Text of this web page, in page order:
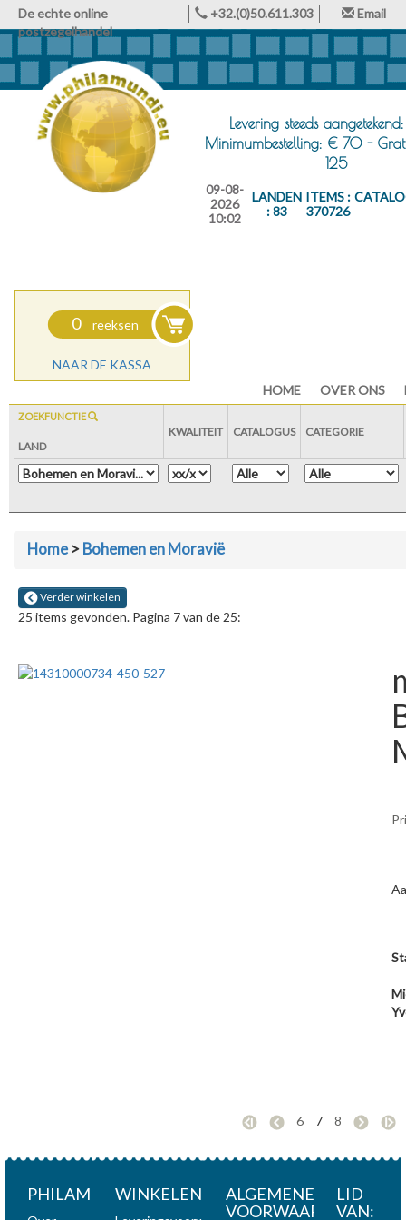
De echte online
postzegelhandel
+32.(0)50.611.303 Email
Levering steeds
Minimumbestelling: € 70 -
125
09-08-
2026
10:02
LANDEN
: 83
ITEMS :
370726
0 reeksen
NAAR DE KASSA
HOME
OVER ONS
ZOEKFUNCTIE
LAND
KWALITEIT CATALOGUS CATEGORIE
Home>Bohemen en Moravië
Verder winkelen
25 items gevonden. Pagina 7 van de 25:
6 7 8
PHILAMUNDIWINKELEN
ALGEMENE
VOORWAARDEN
LID
VAN: